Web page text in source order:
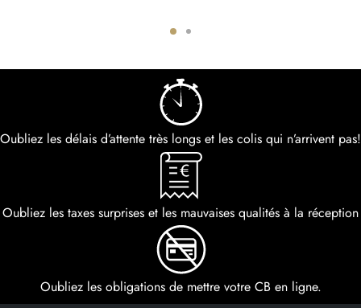
Oubliez les délais d’attente très longs et les colis qui n’arrivent pas!
Oubliez les taxes surprises et les mauvaises qualités à la réception
Oubliez les obligations de mettre votre CB en ligne.